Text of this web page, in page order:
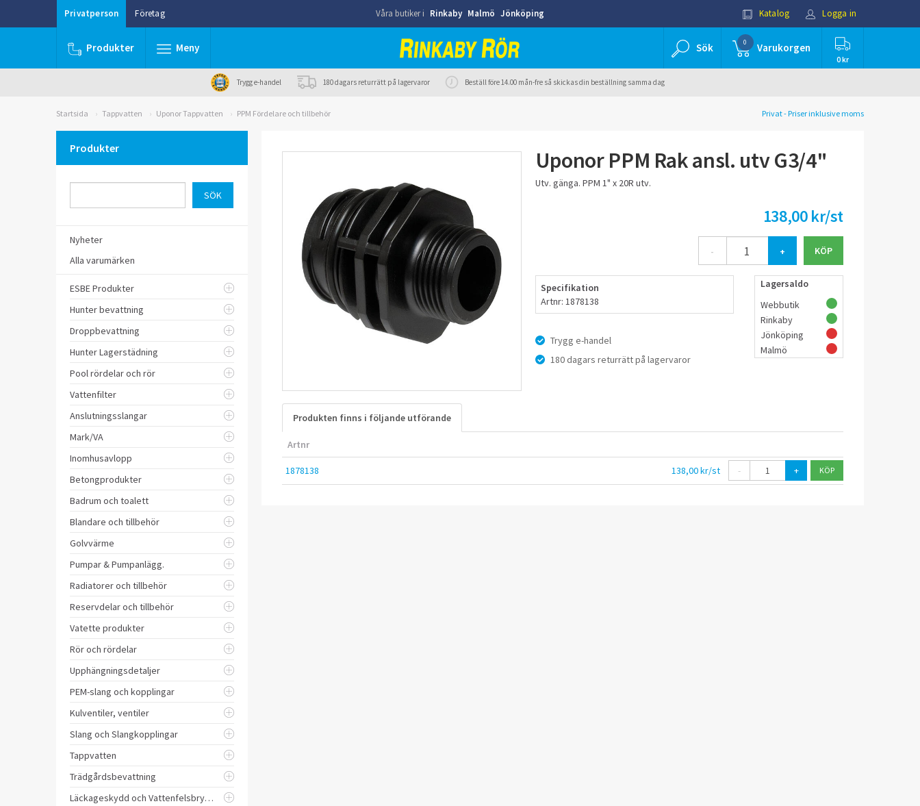
Privatperson Företag Våra butiker i Rinkaby Malmö Jönköping Katalog Logga in
Produkter Meny Sök 0 Varukorgen
0 kr
Trygg e-handel 180 dagars returrätt på lagervaror Beställ före 14.00 mån-fre så skickas din beställning samma dag
Startsida Tappvatten Uponor Tappvatten PPM Fördelare och tillbehör Privat - Priser inklusive moms
Produkter
Nyheter
Alla varumärken
ESBE Produkter
Hunter bevattning
Droppbevattning
Hunter Lagerstädning
Pool rördelar och rör
Vattenfilter
Anslutningsslangar
Mark/VA
Inomhusavlopp
Betongprodukter
Badrum och toalett
Blandare och tillbehör
Golvvärme
Pumpar & Pumpanlägg.
Radiatorer och tillbehör
Reservdelar och tillbehör
Vatette produkter
Rör och rördelar
Upphängningsdetaljer
PEM-slang och kopplingar
Kulventiler, ventiler
Slang och Slangkopplingar
Tappvatten
Trädgårdsbevattning
Läckageskydd och Vattenfelsbrytare
Uponor PPM Rak ansl. utv G3/4"
Utv. gänga. PPM 1" x 20R utv.
138,00 kr/st
- +
Specifikation
Artnr: 1878138
Trygg e-handel
180 dagars returrätt på lagervaror
Lagersaldo
Webbutik
Rinkaby
Jönköping
Malmö
Produkten finns i följande utförande
Artnr
1878138 138,00 kr/st - +